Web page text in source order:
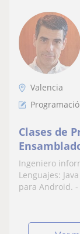
Valencia
Clases de
Ingeniero
Lenguajes:
para Android. -